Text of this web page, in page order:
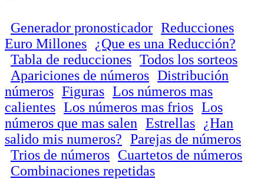
Generador pronosticador Reducciones
Euro Millones
¿Que es una Reducción?
Tabla de reducciones Todos los sorteos
Apariciones de números Distribución
números Figuras Los números mas
calientes Los números mas frios Los
números que mas salen Estrellas
¿Han
salido mis numeros? Parejas de números
Trios de números Cuartetos de números
Combinaciones repetidas